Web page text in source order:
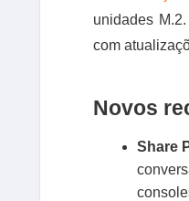
unidades
com
Novos
Share